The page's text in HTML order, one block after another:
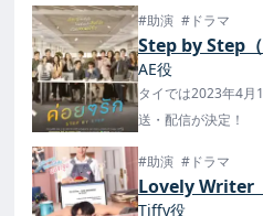
#助演 #ドラマ
Step by Step（
AE役
タイでは2023年4月
送・配信が決定！
#助演 #ドラマ
Lovely Writer
Tiffy役